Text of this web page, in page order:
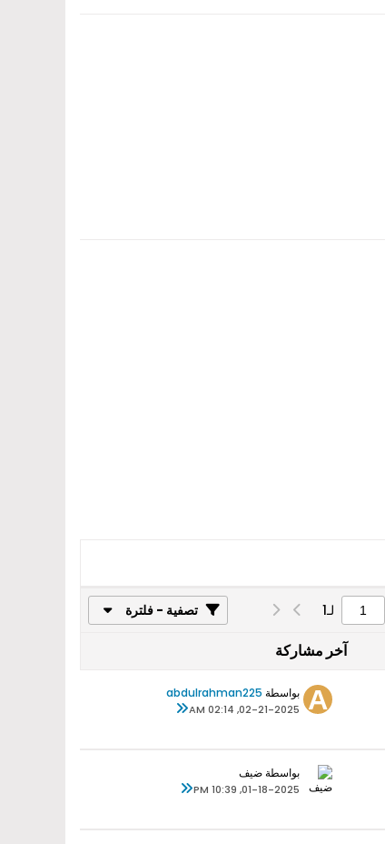
لـ1 تصفية - فلترة
آخر مشاركة
بواسطة abdulrahman225
02-21-2025, 02:14 AM
بواسطة ضيف
01-18-2025, 10:39 PM